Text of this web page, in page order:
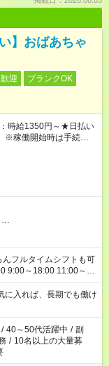
】おばあちゃ
迎
ブランクOK
時給1350円～★日払い
※稼働開始時は手続き完
…
9:00～18:00 11:00～
法令に基づき、週20時
ります ※労働者派遣法
間・短期間の就業はご
入れば、長期でも働け
/ 40～50代活躍中 / 副
/ 10名以上の大量募